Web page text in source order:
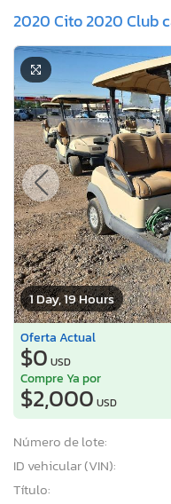
2020 Cito 2020 Club
1 Day, 19 Hours
Oferta Actual
$0 USD
Compre Ya por
$2,000 USD
Número de lote:
ID vehicular (VIN):
Título: